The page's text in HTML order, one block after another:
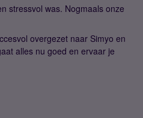
stressvol was. Nogmaals onze
overgezet naar Simyo en
alles nu goed en ervaar je